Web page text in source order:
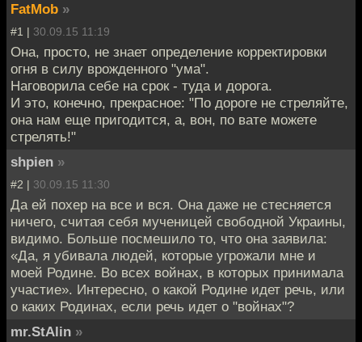
FatMob »
#1 | 30.09.15 11:19
Она, просто, не знает определение корректировки
огня в силу врожденного "ума".
Наговорила себе на срок - туда и дорога.
И это, конечно, прекрасное: "По дороге не стреляйте,
она нам еще пригодится, а, вон, по вате можете
стрелять!"
shpien »
#2 | 30.09.15 11:30
Да ей похер на все и вся. Она даже не стесняется
ничего, считая себя мученицей свободной Украины,
видимо. Больше посмешило то, что она заявила:
«Да, я убивала людей, которые угрожали мне и
моей Родине. Во всех войнах, в которых принимала
участие». Интересно, о какой Родине идет речь, или
о каких Родинах, если речь идет о "войнах"?
mr.StAlin »